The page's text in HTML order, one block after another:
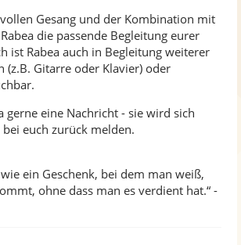
Gesang und der Kombination mit
die passende Begleitung eurer
ist Rabea auch in Begleitung weiterer
(z.B. Gitarre oder Klavier) oder
gerne eine Nachricht - sie wird sich
euch zurück melden.
ein Geschenk, bei dem man weiß,
ohne dass man es verdient hat.“ -